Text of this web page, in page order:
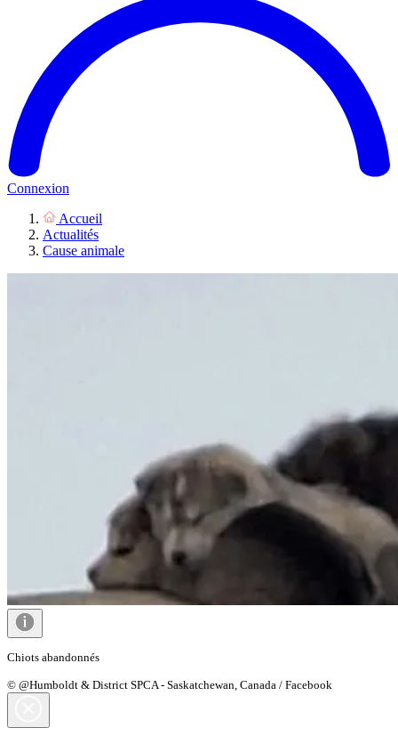
Connexion
Accueil
Actualités
Cause animale
Chiots abandonnés
© @Humboldt & District SPCA - Saskatchewan, Canada / Facebook